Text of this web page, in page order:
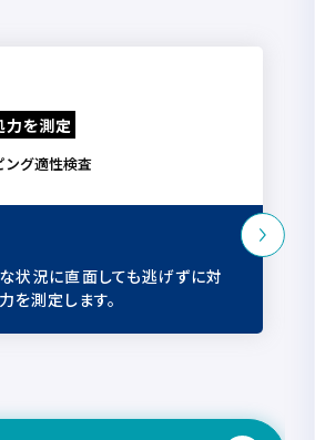
力を測定
ング適性検査
状況に直面しても逃げずに対
を測定します。